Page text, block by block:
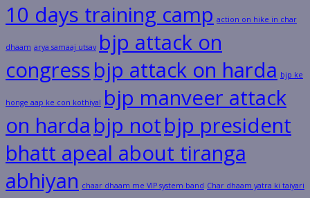
10 days training camp action on hike in char
dhaam arya samaaj utsav bjp attack on
congressbjp attack on harda bjp ke
honge aap ke con kothiyal bjp manveer attack
on harda bjp notbjp president
bhatt apeal about tiranga
abhiyan chaar dhaam me VIP system band Char dhaam yatra ki taiyari